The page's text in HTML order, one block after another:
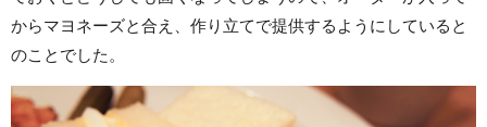
からマヨネーズと合え、作り立てで提供するようにしていると
のことでした。